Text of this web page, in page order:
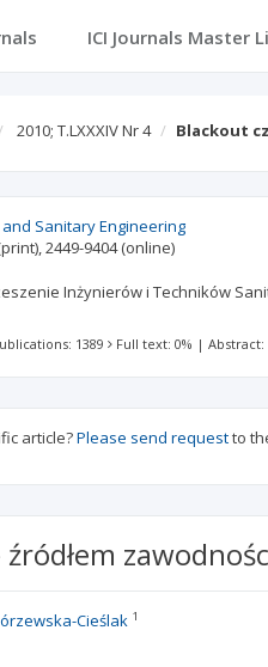
ICI Journals Master
2010; T.LXXXIV Nr 4 Blackout
Sanitary Engineering
,2449-9404(online)
Inżynierów i Techników
1389 Full text: 0% |Abstract:
article?Please send requestto
Cieślak 1